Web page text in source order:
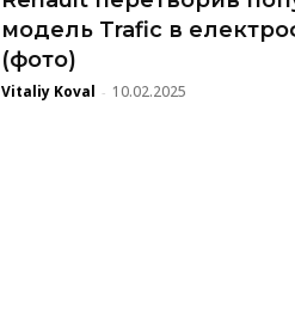
модель Trafic в
(фото)
Vitaliy Koval - 10.02.2025